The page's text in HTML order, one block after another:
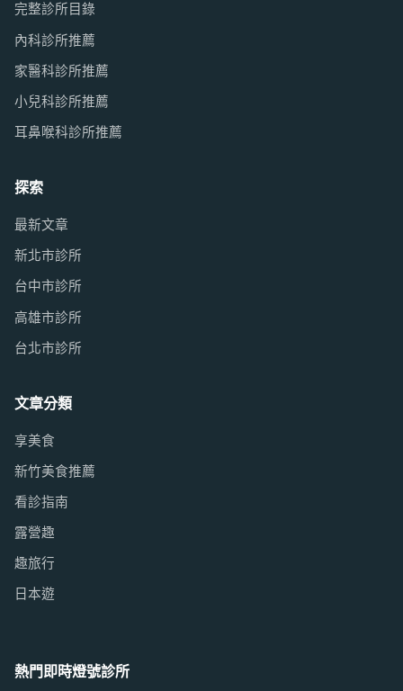
完整診所目錄
內科診所推薦
家醫科診所推薦
小兒科診所推薦
耳鼻喉科診所推薦
探索
最新文章
新北市診所
台中市診所
高雄市診所
台北市診所
文章分類
享美食
新竹美食推薦
看診指南
露營趣
趣旅行
日本遊
熱門即時燈號診所